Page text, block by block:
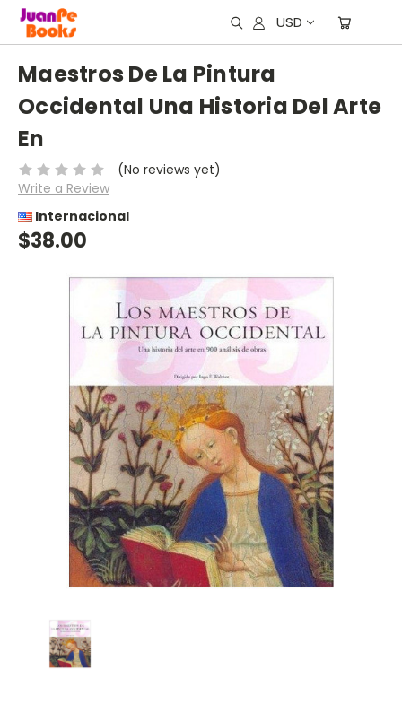
USD
Maestros De La Pintura
Occidental Una Historia Del Arte
En
(No reviews yet)
Write a Review
Internacional
$38.00